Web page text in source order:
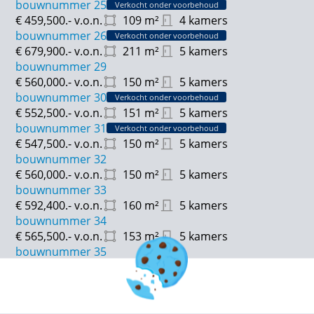
Gebruiksoppervlakte: van ca. 109 tot 137 m²
Inhoud: van ca. 423 tot 524 m³
Tuinligging:
Noordoost: 20 – 21 – 22 – 23 – 24 – 25
Oost: 15 – 16 – 17 – 18
West: 27 – 28
Zuid: 1 - 2 - 3 - 4 - 5 - 6 - 7 - 8 - 9 - 10 - 11 - 12 - 13 - 14
bouwnummer 25
Verkocht onder voorbehoud
109 m² 4 kamers
€ 459,500.-v.o.n.
bouwnummer 26
Verkocht onder voorbehoud
211 m² 5 kamers
€ 679,900.-v.o.n.
bouwnummer 29
150 m² 5 kamers
€ 560,000.-v.o.n.
bouwnummer 30
Verkocht onder voorbehoud
151 m² 5 kamers
€ 552,500.-v.o.n.
bouwnummer 31
Verkocht onder voorbehoud
150 m² 5 kamers
€ 547,500.-v.o.n.
bouwnummer 32
150 m² 5 kamers
€ 560,000.-v.o.n.
bouwnummer 33
160 m² 5 kamers
€ 592,400.-v.o.n.
bouwnummer 34
153 m² 5 kamers
€ 565,500.-v.o.n.
bouwnummer 35
153m² 5 kamers
Verkocht onder voorbehoud
151m²